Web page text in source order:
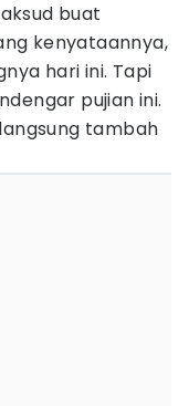
buat
kenyataannya,
hari ini. Tapi
pujian ini.
tambah